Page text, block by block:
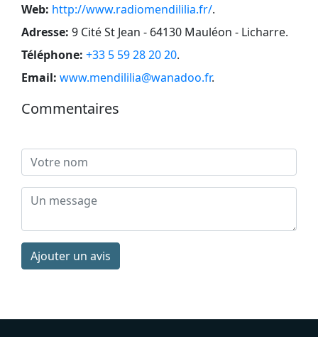
Web: http://www.radiomendililia.fr/.
Adresse: 9 Cité St Jean - 64130 Mauléon - Licharre.
Téléphone: +33 5 59 28 20 20.
Email: www.mendililia@wanadoo.fr.
Commentaires
Ajouter un avis